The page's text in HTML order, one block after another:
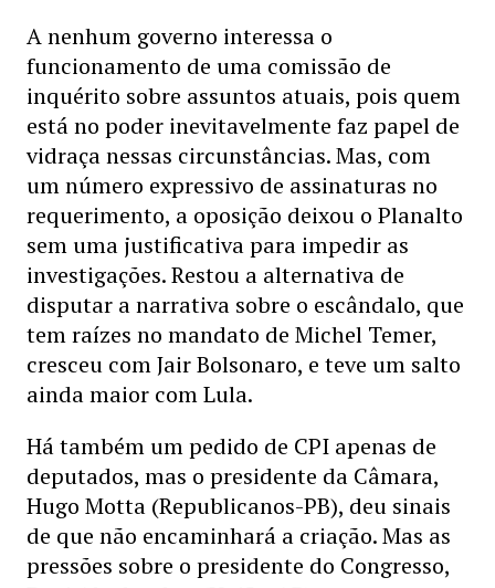
A nenhum governo interessa o
funcionamento de uma comissão de
inquérito sobre assuntos atuais, pois quem
está no poder inevitavelmente faz papel de
vidraça nessas circunstâncias. Mas, com
um número expressivo de assinaturas no
requerimento, a oposição deixou o Planalto
sem uma justificativa para impedir as
investigações. Restou a alternativa de
disputar a narrativa sobre o escândalo, que
tem raízes no mandato de Michel Temer,
cresceu com Jair Bolsonaro, e teve um salto
ainda maior com Lula.
Há também um pedido de CPI apenas de
deputados, mas o presidente da Câmara,
Hugo Motta (Republicanos-PB), deu sinais
de que não encaminhará a criação. Mas as
pressões sobre o presidente do Congresso,